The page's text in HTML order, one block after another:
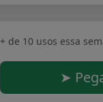
+ de 10 usos essa
➤